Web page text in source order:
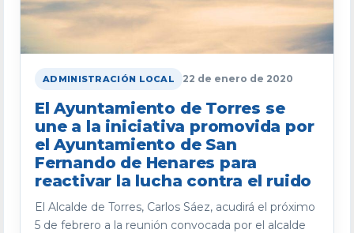
ADMINISTRACIÓN LOCAL 22 de enero de 2020
El Ayuntamiento de Torres se
une a la iniciativa promovida por
el Ayuntamiento de San
Fernando de Henares para
reactivar la lucha contra el ruido
El Alcalde de Torres, Carlos Sáez, acudirá el próximo
5 de febrero a la reunión convocada por el alcalde